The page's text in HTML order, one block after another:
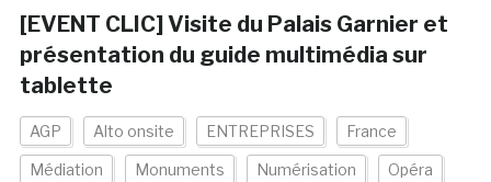
[EVENT CLIC] Visite du Palais Garnier et
présentation du guide multimédia sur
tablette
AGP Alto onsite ENTREPRISES France
Médiation Monuments Numérisation Opéra